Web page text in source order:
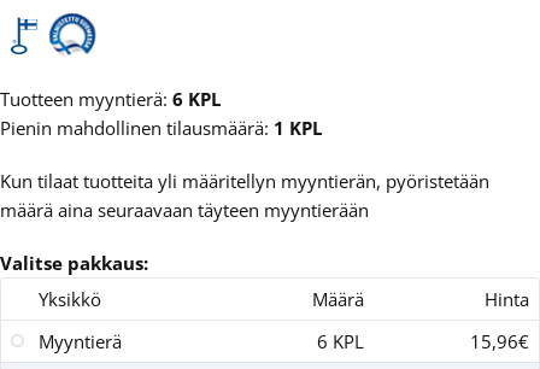
Tuotteen myyntierä: 6 KPL
Pienin mahdollinen tilausmäärä: 1 KPL
Kun tilaat tuotteita yli määritellyn myyntierän, pyöristetään
määrä aina seuraavaan täyteen myyntierään
Valitse pakkaus:
Yksikkö
Määrä
Hinta
Myyntierä
6 KPL
15,96€